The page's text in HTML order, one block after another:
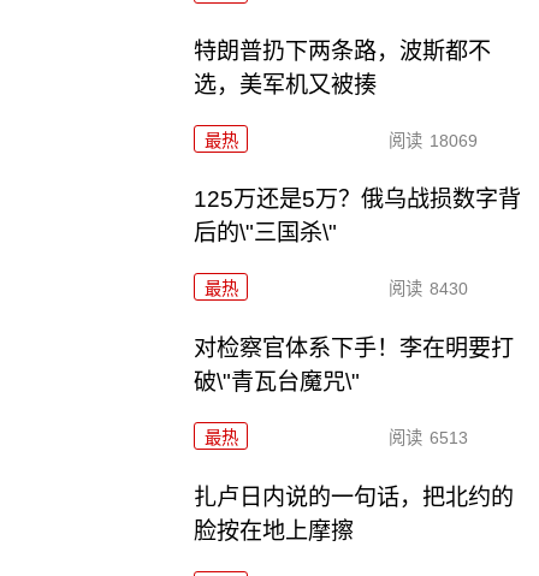
特朗普扔下两条路，波斯都不
选，美军机又被揍
最热 阅读 18069
125万还是5万？俄乌战损数字背
后的\"三国杀\"
最热 阅读 8430
对检察官体系下手！李在明要打
破\"青瓦台魔咒\"
最热 阅读 6513
扎卢日内说的一句话，把北约的
脸按在地上摩擦